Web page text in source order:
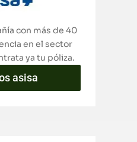
con más de 40
en el sector
ya tu póliza.
asisa